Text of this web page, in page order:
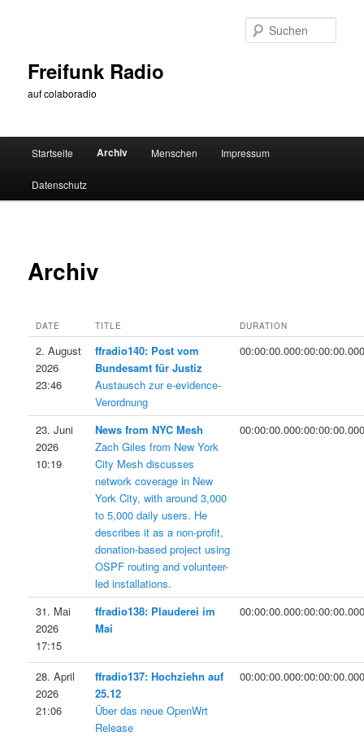
Freifunk Radio
auf colaboradio
Startseite Archiv Menschen Impressum
Datenschutz
Archiv
DATE TITLE DURATION
2. August
2026
23:46
ffradio140: Post vom
Bundesamt für Justiz
Austausch zur e-evidence-
Verordnung
23. Juni
2026
10:19
News from NYC Mesh
Zach Giles from New York
City Mesh discusses
network coverage in New
York City, with around 3,000
to 5,000 daily users. He
describes it as a non-profit,
donation-based project using
OSPF routing and volunteer-
led installations.
31. Mai
2026
17:15
ffradio138: Plauderei im
Mai
28. April
2026
21:06
ffradio137: Hochziehn auf
25.12
Über das neue OpenWrt
Release